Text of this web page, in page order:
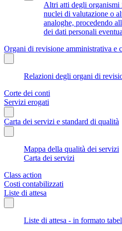
Altri atti degli organismi
nuclei di valutazione o
analoghe, procedendo
dei dati personali
Organi di revisione amministrativa e
Relazioni degli organi di
Corte dei conti
Servizi erogati
Carta dei servizi e standard di qualità
Mappa della qualità dei servizi
Carta dei servizi
Class action
Costi contabilizzati
Liste di attesa
Liste di attesa - in formato